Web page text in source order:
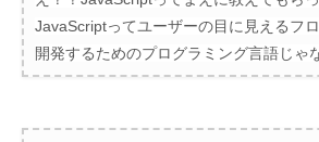
JavaScriptってユーザーの目に見えるフ
開発するためのプログラミング言語じゃ